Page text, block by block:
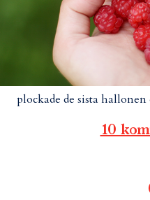
plockade de sista
10